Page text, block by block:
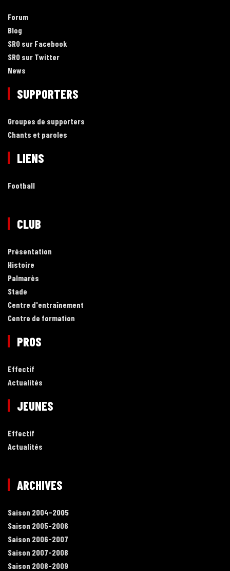
Forum
Blog
SRO sur Facebook
SRO sur Twitter
News
SUPPORTERS
Groupes de supporters
Chants et paroles
LIENS
Football
CLUB
Présentation
Histoire
Palmarès
Stade
Centre d'entraînement
Centre de formation
PROS
Effectif
Actualités
JEUNES
Effectif
Actualités
ARCHIVES
Saison 2004-2005
Saison 2005-2006
Saison 2006-2007
Saison 2007-2008
Saison 2008-2009